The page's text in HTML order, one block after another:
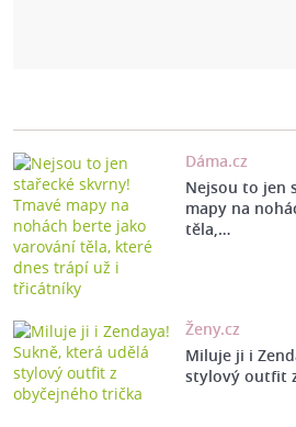
Dáma.cz
Nejsou to jen
mapy na
těla,…
Ženy.cz
Miluje ji i
stylový outfit